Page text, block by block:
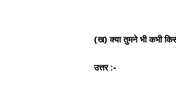
(ख) क्या तुमने भी कभी
उत्तर :-